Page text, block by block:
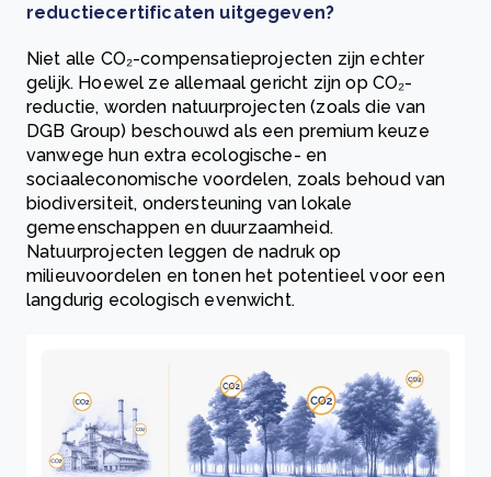
reductiecertificaten uitgegeven?
Niet alle CO₂-compensatieprojecten zijn echter
gelijk. Hoewel ze allemaal gericht zijn op CO₂-
reductie, worden natuurprojecten (zoals die van
DGB Group) beschouwd als een premium keuze
vanwege hun extra ecologische- en
sociaaleconomische voordelen, zoals behoud van
biodiversiteit, ondersteuning van lokale
gemeenschappen en duurzaamheid.
Natuurprojecten leggen de nadruk op
milieuvoordelen en tonen het potentieel voor een
langdurig ecologisch evenwicht.